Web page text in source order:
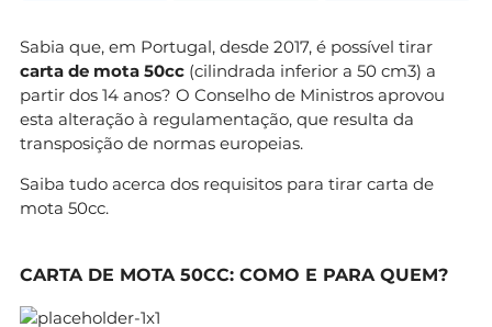
Sabia que, em Portugal, desde 2017, é possível tirar
carta de mota 50cc (cilindrada inferior a 50 cm3) a
partir dos 14 anos? O Conselho de Ministros aprovou
esta alteração à regulamentação, que resulta da
transposição de normas europeias.
Saiba tudo acerca dos requisitos para tirar carta de
mota 50cc.
CARTA DE MOTA 50CC: COMO E PARA QUEM?